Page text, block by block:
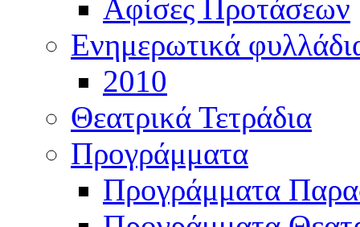
Αφίσες Προτάσεων
Ενημερωτικά
2010
Θεατρικά Τετράδια
Προγράμματα
Προγράμματα